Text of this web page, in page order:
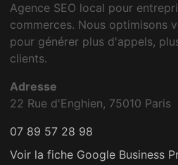
Agence SEO local pour
commerces. Nous optimisons
pour générer plus d'appels,
clients.
Adresse
22 Rue d'Enghien, 75010 Paris
07 89 57 28 98
Voir la fiche Google Business